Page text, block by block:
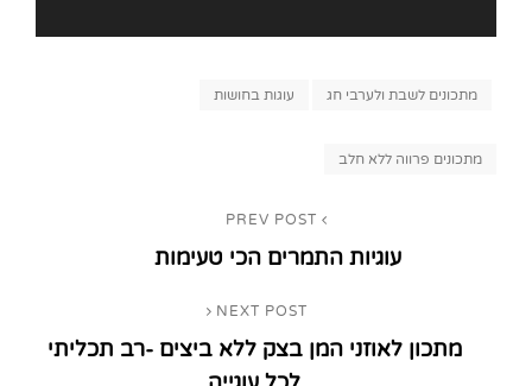
Categories
מתכונים לשבת ולערבי חג עוגות בחושות
Tags,
מתכונים פרווה ללא חלב
PREV POST
עוגיות התמרים הכי טעימות
Post
NEXT POST
מתכון לאוזני המן בצק ללא ביצים -רב תכליתי